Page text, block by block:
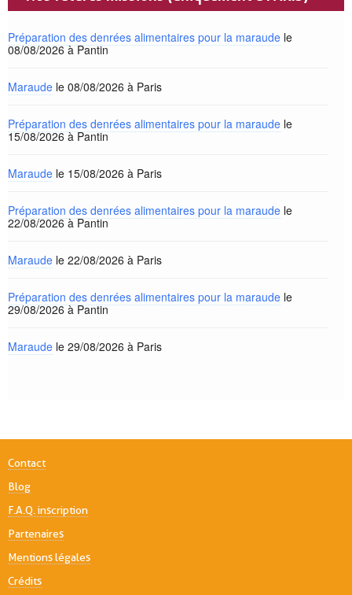
Préparation des denrées alimentaires pour la maraude le
08/08/2026 à Pantin
Maraude le 08/08/2026 à Paris
Préparation des denrées alimentaires pour la maraude le
15/08/2026 à Pantin
Maraude le 15/08/2026 à Paris
Préparation des denrées alimentaires pour la maraude le
22/08/2026 à Pantin
Maraude le 22/08/2026 à Paris
Préparation des denrées alimentaires pour la maraude le
29/08/2026 à Pantin
Maraude le 29/08/2026 à Paris
Contact
Blog
F.A.Q. inscription
Partenaires
Mentions légales
Crédits